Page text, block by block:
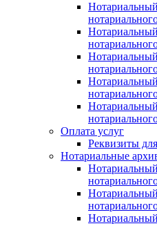
Оплата услуг
Реквизиты
Нотариальные